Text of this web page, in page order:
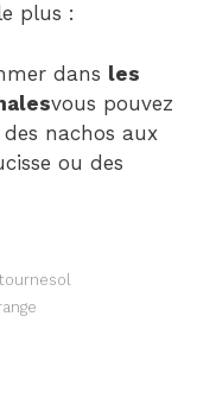
plus :
dans les
vous pouvez
nachos aux
ou des